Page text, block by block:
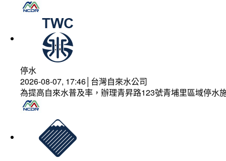
停水
2026-08-07, 17:46│台灣自來水公司
為提高自來水普及率，辦理青昇路123號青埔里區域停水